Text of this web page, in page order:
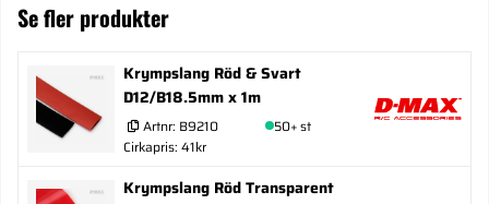
Se fler produkter
Krympslang Röd & Svart
D12/B18.5mm x 1m
Artnr: B9210
50+ st
Cirkapris: 41kr
Krympslang Röd Transparent